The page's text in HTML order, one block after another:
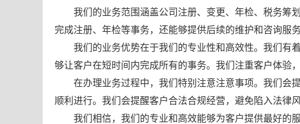
我们的业务范围涵盖公司注册、变更、年检、税务筹
完成注册、年检等事务，还能够提供后续的维护和咨询服
我们的业务优势在于我们的专业性和高效性。我们有
够让客户在短时间内完成所有的事务。我们注重客户体验
在办理业务过程中，我们特别注意注意事项。我们会
顺利进行。我们会提醒客户合法合规经营，避免陷入法律风
我们相信，我们的专业和高效能够为客户提供最好的